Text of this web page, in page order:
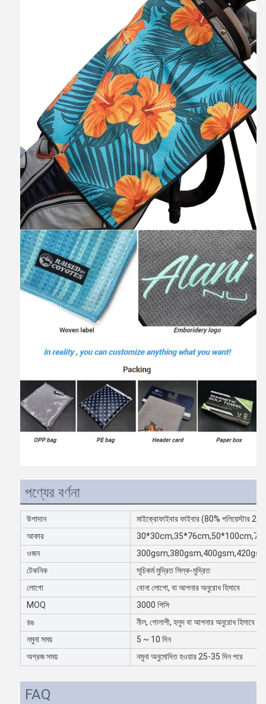
পণ্যের বর্ণনা
উপাদান
মাইক্রোফাইবার ফাইবার (80% পলিয়েস্টার
আকার
ওজন
টেকনিক
সূচিকর্ম মুদ্রিত সিল্ক-মুদ্রিত
লোগো
বোনা লোগো, বা আপনার অনুরোধ হিসাবে
MOQ
3000 পিসি
রঙ
নীল, গোলাপী, হলুদ বা আপনার অনুরোধ হিসাবে
নমুনা সময়
5 ~ 10 দিন
অগ্রজ সময়
নমুনা অনুমোদিত হওয়ার 25-35 দিন পরে
FAQ